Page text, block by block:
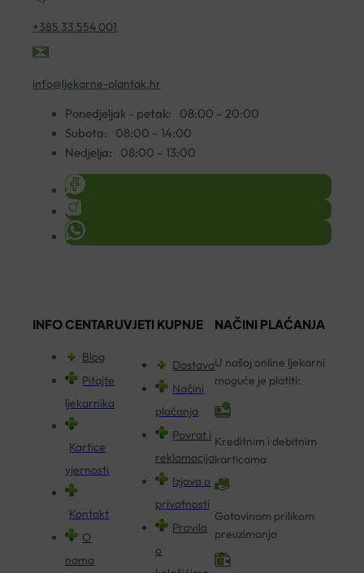
+385 33 554 001
info@ljekarne-plantak.hr
Ponedjeljak - petak:
08:00 – 20:00
Subota:
08:00 – 14:00
Nedjelja:
08:00 – 13:00
INFO CENTAR
Blog
Pitajte
ljekarnika
Kartice
vjernosti
Kontakt
O
nama
UVJETI KUPNJE
Dostava
Načini
plaćanja
Povrat i
reklamacija
Izjava o
privatnosti
Pravila
o
NAČINI PLAĆANJA
U našoj online ljekarni
moguće je platiti:
Kreditnim i debitnim
karticama
Gotovinom prilikom
preuzimanja